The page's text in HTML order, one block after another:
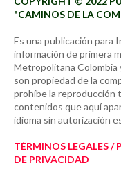
"CAMINOS DE LA
Es una publicación para
información de primera
Metropolitana Colombia
son propiedad de la
prohíbe la reproducción
contenidos que aquí
idioma sin autorización
TÉRMINOS LEGALES /
DE PRIVACIDAD